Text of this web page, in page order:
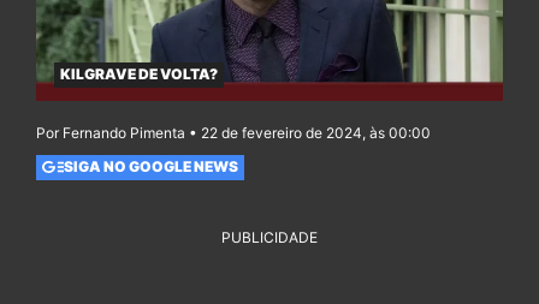
KILGRAVE DE VOLTA?
Por Fernando Pimenta • 22 de fevereiro de 2024, às 00:00
SIGA NO GOOGLE NEWS
PUBLICIDADE